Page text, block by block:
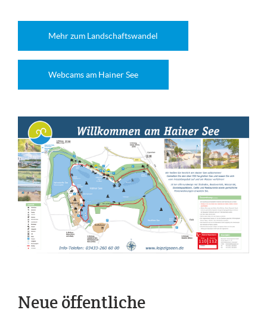
Mehr zum Landschaftswandel
Webcams am Hainer See
Neue öffentliche